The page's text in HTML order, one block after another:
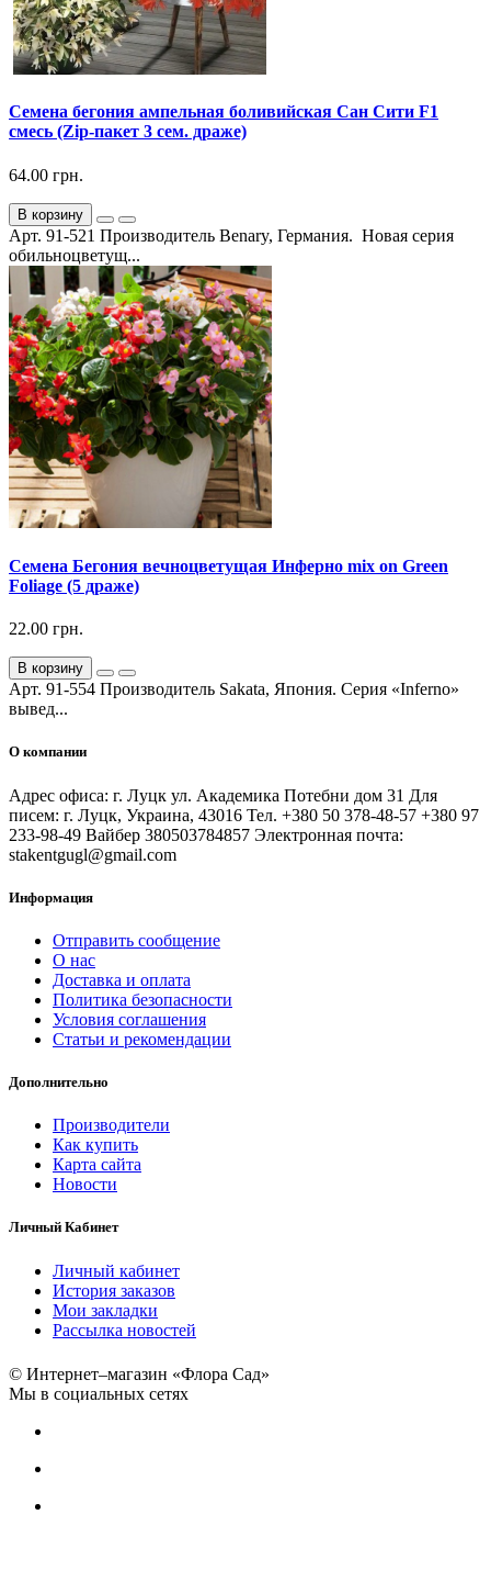
Семена бегония ампельная боливийская Сан Сити F1
смесь (Zip-пакет 3 сем. драже)
64.00 грн.
В корзину
Арт. 91-521 Производитель Benary, Германия. Новая серия
обильноцветущ...
Семена Бегония вечноцветущая Инферно mix on Green
Foliage (5 драже)
22.00 грн.
В корзину
Арт. 91-554 Производитель Sakata, Япония. Серия «Inferno»
вывед...
О компании
Адрес офиса: г. Луцк ул. Академика Потебни дом 31 Для
писем: г. Луцк, Украина, 43016 Тел. +380 50 378-48-57 +380 97
233-98-49 Вайбер 380503784857 Электронная почта:
stakentgugl@gmail.com
Информация
Отправить сообщение
О нас
Доставка и оплата
Политика безопасности
Условия соглашения
Статьи и рекомендации
Дополнительно
Производители
Как купить
Карта сайта
Новости
Личный Кабинет
Личный кабинет
История заказов
Мои закладки
Рассылка новостей
© Интернет–магазин «Флора Сад»
Мы в социальных сетях